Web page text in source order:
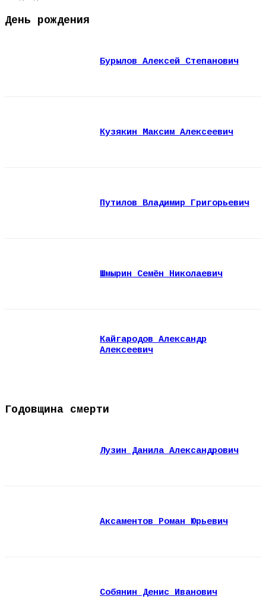
День рождения
Бурылов Алексей Степанович
Кузякин Максим Алексеевич
Путилов Владимир Григорьевич
Шмырин Семён Николаевич
Кайгародов Александр
Алексеевич
Годовщина смерти
Лузин Данила Александрович
Аксаментов Роман Юрьевич
Собянин Денис Иванович